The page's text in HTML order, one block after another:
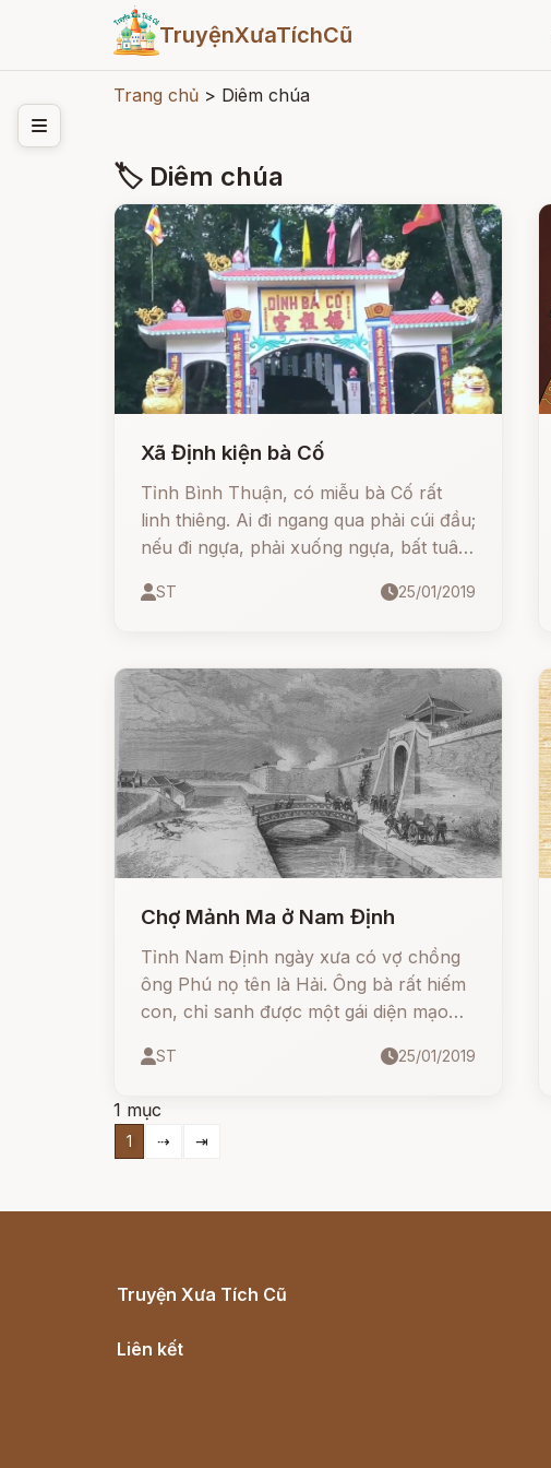
TruyệnXưaTíchCũ
Trang chủ > Diêm chúa
🏷 Diêm chúa
Xã Định kiện bà Cố
Tỉnh Bình Thuận, có miễu bà Cố rất
linh thiêng. Ai đi ngang qua phải cúi đầu;
nếu đi ngựa, phải xuống ngựa, bất tuân
ST 25/01/2019
Chợ Mảnh Ma ở Nam Định
Tỉnh Nam Định ngày xưa có vợ chồng
ông Phú nọ tên là Hải. Ông bà rất hiếm
con, chỉ sanh được một gái diện mạo
ST 25/01/2019
1 mục
1 ⇢ ⇥
Truyện Xưa Tích Cũ
Liên kết